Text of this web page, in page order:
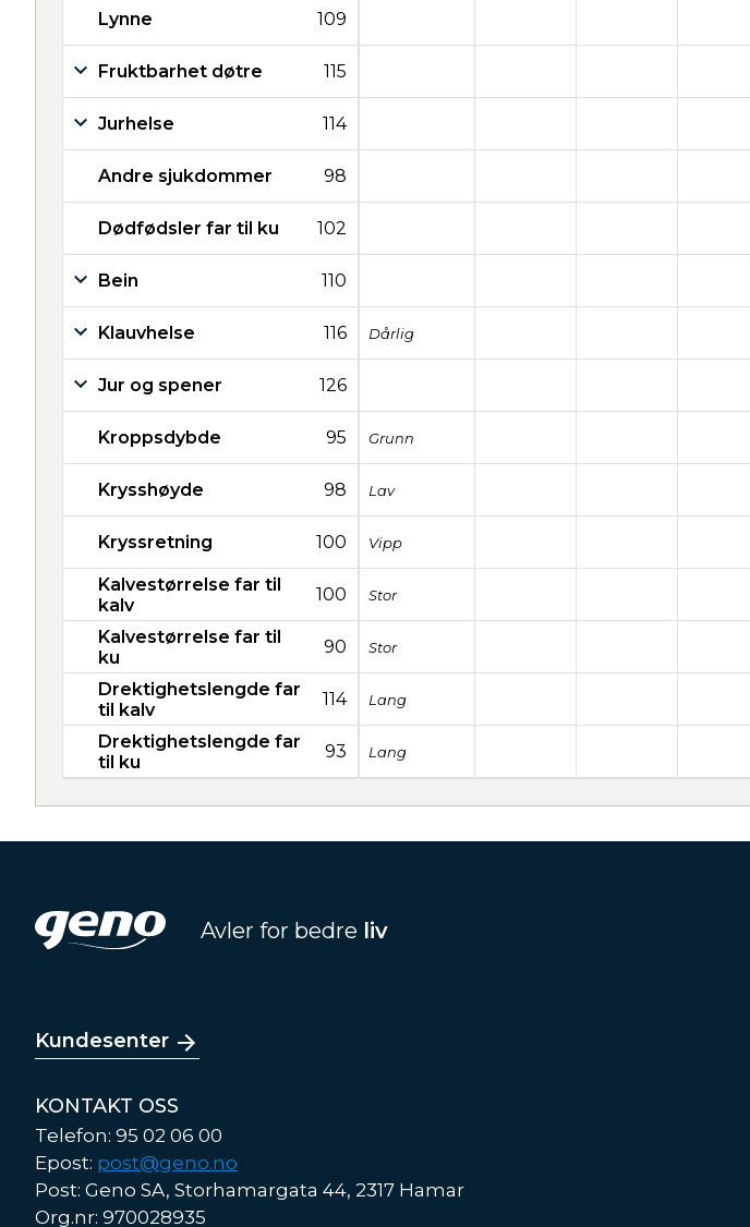
Lynne 109
Fruktbarhet døtre 115
Jurhelse 114
Andre sjukdommer 98
Dødfødsler far til ku 102
Bein 110
Klauvhelse 116 Dårlig
Jur og spener 126
Kroppsdybde 95 Grunn
Krysshøyde 98 Lav
Kryssretning 100 Vipp
Kalvestørrelse far til
kalv
100 Stor
Kalvestørrelse far til
ku
90 Stor
Drektighetslengde far
til kalv
114 Lang
Drektighetslengde far
til ku
93 Lang
Avler for bedre liv
Kundesenter
KONTAKT OSS
Telefon: 95 02 06 00
Epost: post@geno.no
Post: Geno SA, Storhamargata 44, 2317 Hamar
Org.nr: 970028935